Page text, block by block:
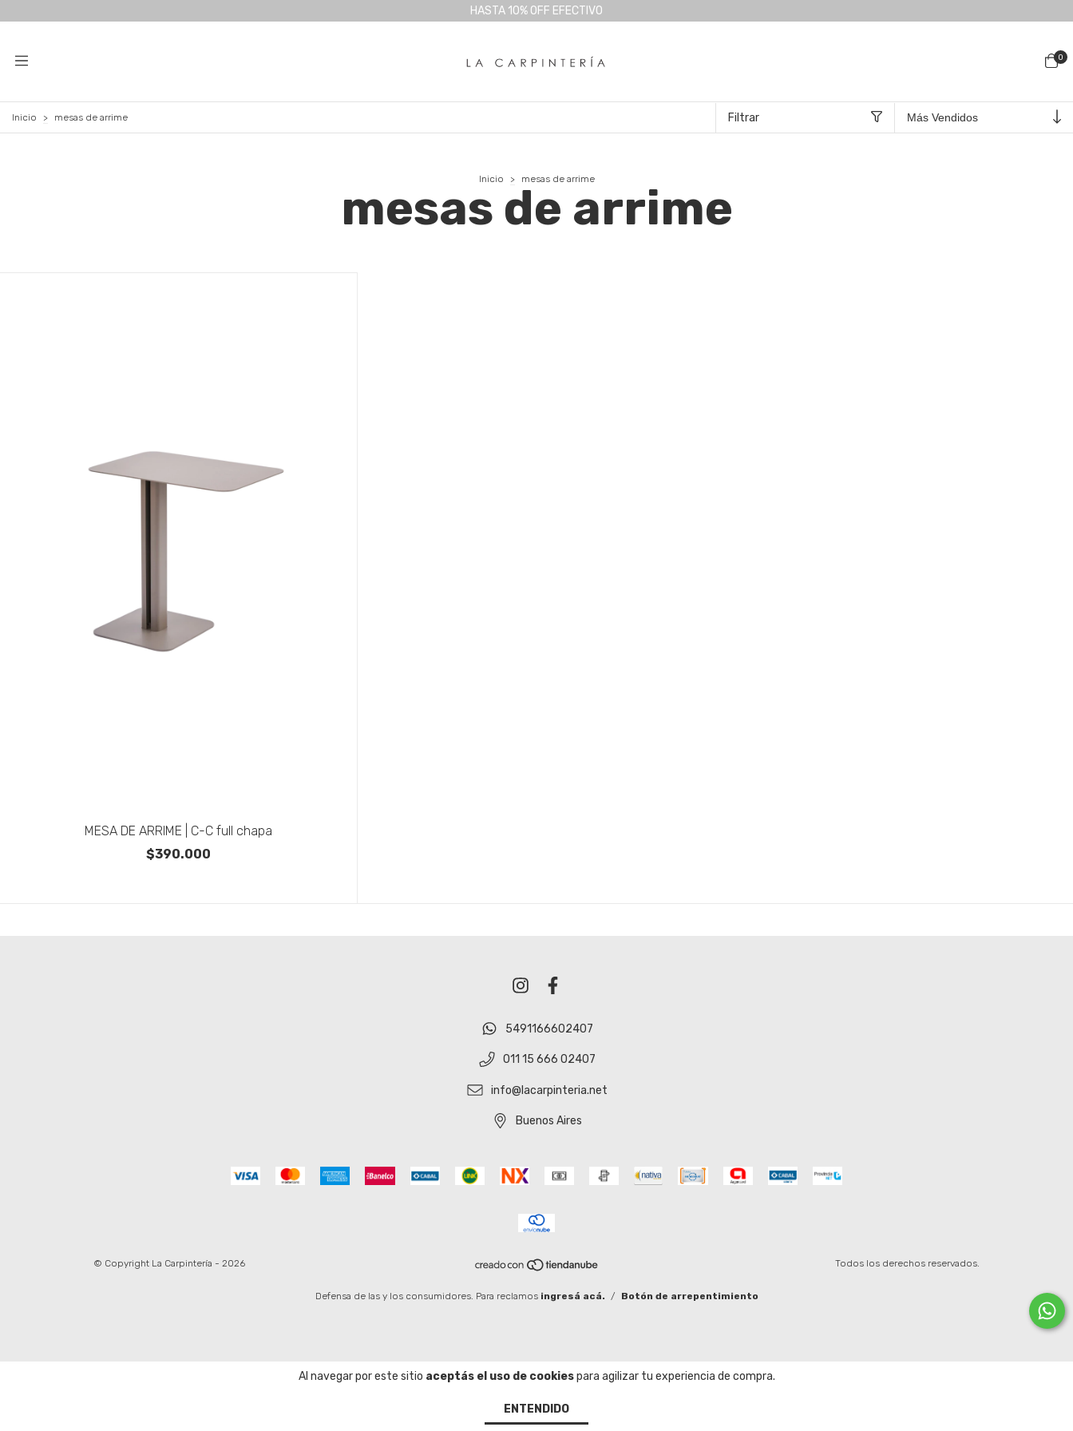
HASTA 10% OFF EFECTIVO
0
Al navegar por este sitio aceptás el uso de cookiespara agilizar tu experiencia de compra.
ENTENDIDO
Inicio > mesas de arrime Filtrar
Inicio > mesas de arrime
mesas de arrime
MESA DE ARRIME | C-C full chapa
$390.000
5491166602407
011 15 666 02407
info@lacarpinteria.net
Buenos Aires
© Copyright La Carpintería - 2026 Todos los derechos reservados.
Defensa de las y los consumidores. Para reclamos ingresá acá. / Botón de arrepentimiento